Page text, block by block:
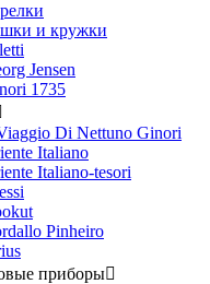
и кружки
Jensen
1735
Di Nettuno Ginori
Italiano
Italiano-tesori
Pinheiro
приборы